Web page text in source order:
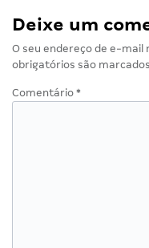
Deixe um
O seu endereço de e-mail
obrigatórios são
Comentário *